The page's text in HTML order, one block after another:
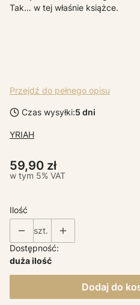
Tak… w tej właśnie książce.
Przejdź do pełnego opisu
Czas wysyłki:5 dni
YRIAH
Cena
59,90 zł
w tym 5% VAT
w tym 5% VAT
Ilość
szt.
Dostępność:
duża ilość
Dodaj do